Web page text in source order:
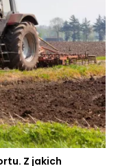
Z jakich